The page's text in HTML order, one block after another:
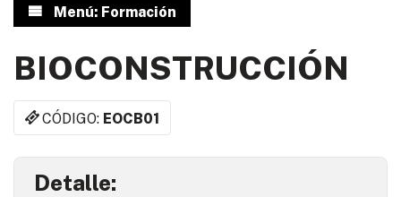
Menú: Formación
BIOCONSTRUCCIÓN
CÓDIGO: EOCB01
Detalle: